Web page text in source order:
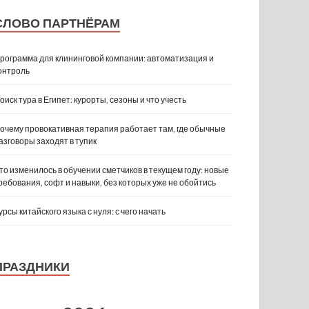
ПАРТНЁРАМ
для клининговой компании: автоматизация и
тура в Египет: курорты, сезоны и что учесть
провокативная терапия работает там, где обычные
заходят в тупик
изменилось в обучении сметчиков в текущем году: новые
софт и навыки, без которых уже не обойтись
китайского языка с нуля: с чего начать